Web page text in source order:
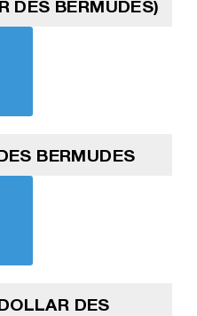
DES BERMUDES)
BERMUDES
DES